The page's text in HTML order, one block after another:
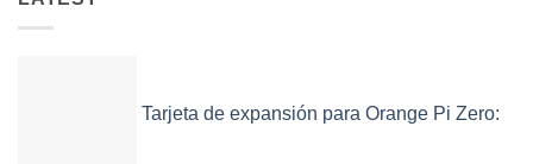
Tarjeta de expansión para Orange Pi Zero: